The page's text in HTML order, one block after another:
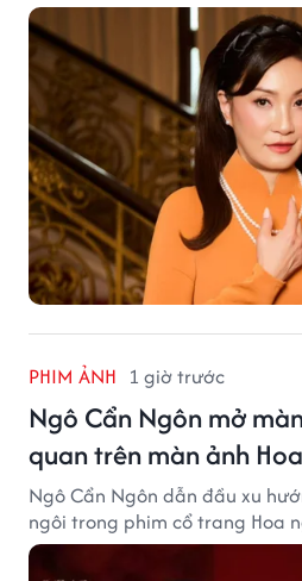
PHIM ẢNH 1 giờ trước
Ngô Cẩn Ngôn mở
quan trên màn ảnh
Ngô Cẩn Ngôn dẫn đầu xu
ngôi trong phim cổ trang Hoa